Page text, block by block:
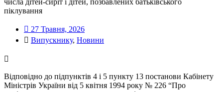
піклування
27 Травня, 2026
Випускнику, Новини
Відповідно до підпунктів 4 і 5 пункту 13 постанови Кабінету
Міністрів України від 5 квітня 1994 року № 226 “Про